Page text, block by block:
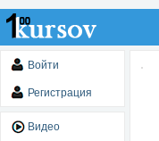
Войти
Регистрация
Видео